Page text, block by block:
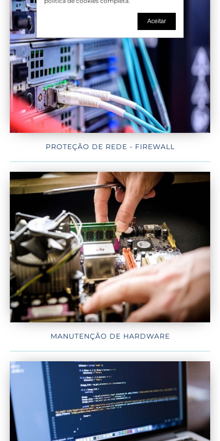
PROTEÇÃO DE REDE - FIREWALL
MANUTENÇÃO DE HARDWARE
Aceitar